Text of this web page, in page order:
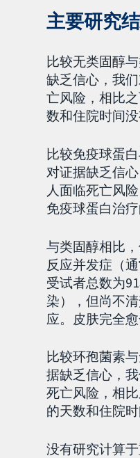
主要研究
比较无类固醇
缺乏信心，我
亡风险，相比
数和住院时间没
比较免疫球蛋
对证据缺乏信
人面临死亡风
免疫球蛋白治
与类固醇相比
反应并发症（
受试者总数为
染），但尚不
应。皮肤完全
比较环孢菌素
据缺乏信心，
死亡风险，相
的天数和住院时
没有研究计算